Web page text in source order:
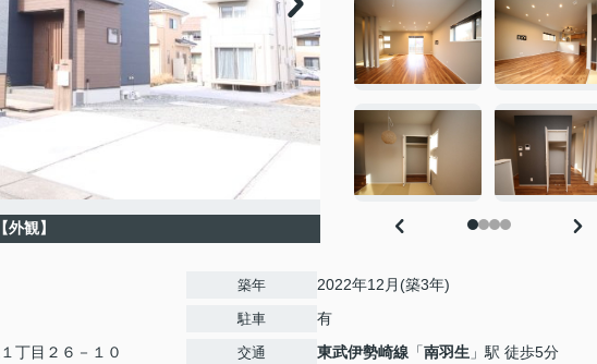
【外観】
１丁目２６－１０
築年 2022年12月(築3年)
駐車 有
交通 東武伊勢崎線 「南羽生 」駅 徒歩5分